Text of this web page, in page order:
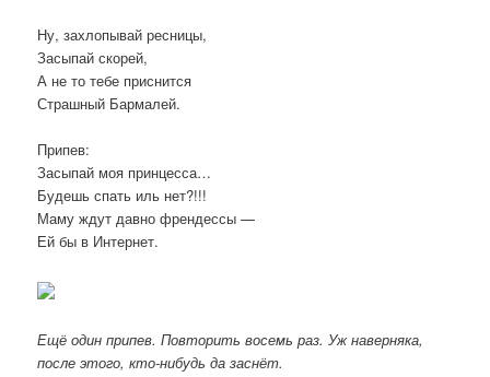
Ну, захлопывай ресницы,
Засыпай скорей,
А не то тебе приснится
Страшный Бармалей.
Припев:
Засыпай моя принцесса…
Будешь спать иль нет?!!!
Маму ждут давно френдессы —
Ей бы в Интернет.
Ещё один припев. Повторить восемь раз. Уж наверняка,
после этого, кто-нибудь да заснёт.